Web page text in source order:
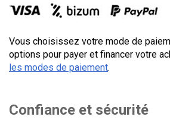
Vous choisissez votre mode de
options pour payer et financer votre
les modes de paiement.
Confiance et sécurité